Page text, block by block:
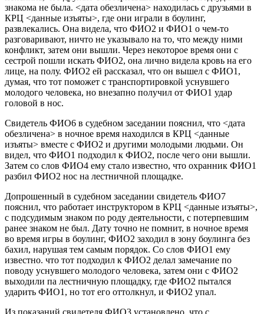
знакома не была. <дата обезличена> находилась с друзьями в
КРЦ <данные изъяты>, где они играли в боулинг,
развлекались. Она видела, что ФИО2 и ФИО1 о чем-то
разговаривают, ничто не указывало на то, что между ними
конфликт, затем они вышли. Через некоторое время они с
сестрой пошли искать ФИО2, она лично видела кровь на его
лице, на полу. ФИО2 ей рассказал, что он вышел с ФИО1,
думая, что тот поможет с транспортировкой уснувшего
молодого человека, но внезапно получил от ФИО1 удар
головой в нос.
Свидетель ФИО6 в судебном заседании пояснил, что <дата
обезличена> в ночное время находился в КРЦ <данные
изъяты> вместе с ФИО2 и другими молодыми людьми. Он
видел, что ФИО1 подходил к ФИО2, после чего они вышли.
Затем со слов ФИО4 ему стало известно, что охранник ФИО1
разбил ФИО2 нос на лестничной площадке.
Допрошенный в судебном заседании свидетель ФИО7
пояснил, что работает инструктором в КРЦ <данные изъяты>,
с подсудимым знаком по роду деятельности, с потерпевшим
ранее знаком не был. Дату точно не помнит, в ночное время
во время игры в боулинг, ФИО2 заходил в зону боулинга без
бахил, нарушая тем самым порядок. Со слов ФИО1 ему
известно. что тот подходил к ФИО2 делал замечание по
поводу уснувшего молодого человека, затем они с ФИО2
выходили па лестничную площадку, где ФИО2 пытался
ударить ФИО1, но тот его оттолкнул, и ФИО2 упал.
Из показаний свидетеля ФИО3 установлено, что с